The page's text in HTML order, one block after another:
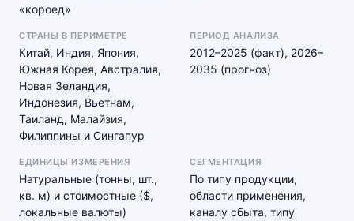
«короед»
СТРАНЫ В ПЕРИМЕТРЕ
Китай, Индия, Япония,
Южная Корея, Австралия,
Новая Зеландия,
Индонезия, Вьетнам,
Таиланд, Малайзия,
Филиппины и Сингапур
ПЕРИОД АНАЛИЗА
2012–2025 (факт), 2026–
2035 (прогноз)
ЕДИНИЦЫ ИЗМЕРЕНИЯ
Натуральные (тонны, шт.,
кв. м) и стоимостные ($,
локальные валюты)
СЕГМЕНТАЦИЯ
По типу продукции,
области применения,
каналу сбыта, типу